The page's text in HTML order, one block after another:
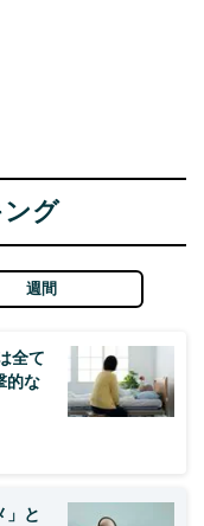
グ
週間
全て
的な
」と